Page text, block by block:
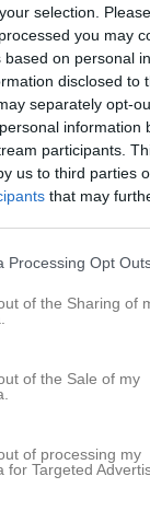
selection.
you may
based on personal
disclosed to
separately opt-
information
participants.
us to third parties
that may
Processing Opt
of the Sharing of
of the Sale of my
of processing my
for Targeted
första klipp
album